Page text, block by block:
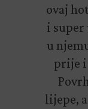
ovaj
i super
u
prije i
lijepe,